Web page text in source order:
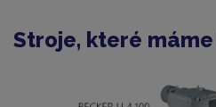
Stroje, které